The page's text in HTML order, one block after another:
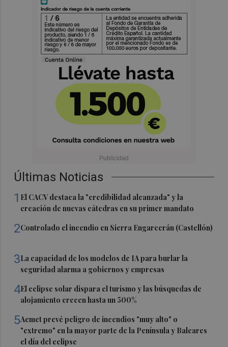
Últimas Noticias
1 El CACV destaca la "credibilidad alcanzada" y la
creación de nuevas cátedras en su primer mandato
2Controlado el incendio en Sierra Engarcerán (Castellón)
3La capacidad de los modelos de IA para burlar la
seguridad alarma a gobiernos y empresas
4El eclipse solar dispara el turismo y las búsquedas de
alojamiento crecen hasta un 500%
5Aemet prevé peligro de incendios "muy alto" o
"extremo" en la mayor parte de la Península y Baleares
el día del eclipse